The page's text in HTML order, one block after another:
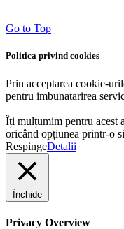
Go to Top
Politica privind cookies
Prin acceptarea cookie-
pentru imbunatarirea
Îți mulțumim pentru acest
oricând opțiunea printr-o
RespingeDetalii
Închide
Privacy Overview